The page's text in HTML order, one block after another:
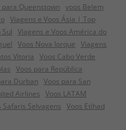
para Queenstown voos Belem
Viagens e Voos Ásia | Top
Viagens e Voos América do
Voos Nova Iorque Viagens
Vitoria Voos Cabo Verde
Voos para República
Durban Voos para San
Airlines Voos LATAM
Safaris Selvagens Voos Etihad